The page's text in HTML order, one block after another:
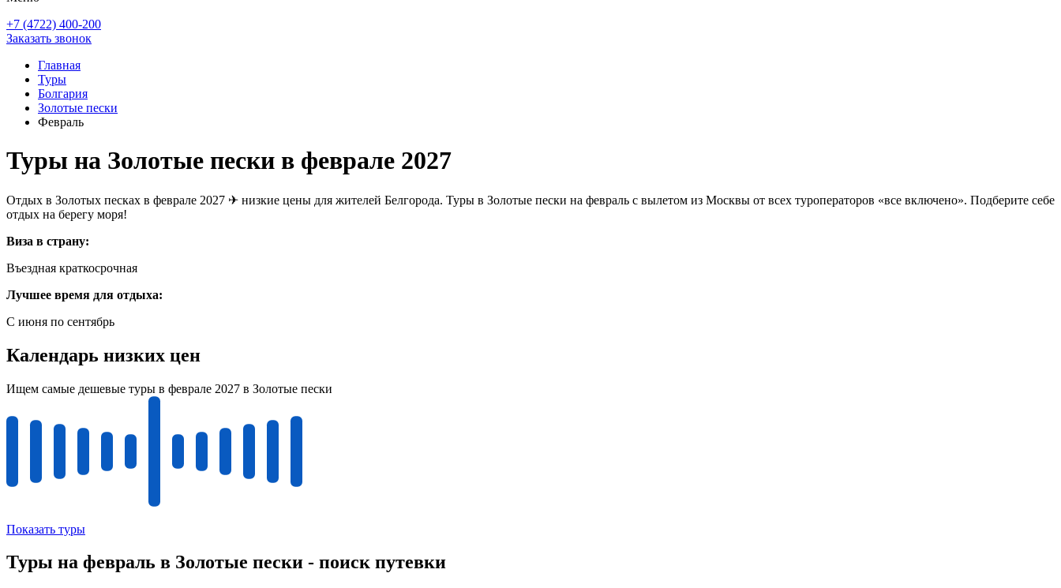
+7 (4722) 400-200
Заказать звонок
Главная
Туры
Болгария
Золотые пески
Февраль
Туры на Золотые пески в феврале 2027
Отдых в Золотых песках в феврале 2027 ✈ низкие цены для жителей Белгорода. Туры в Золотые пески на февраль с вылетом из Москвы от всех туроператоров «все включено». Подберите себе
отдых на берегу моря!
Виза в страну:
Въездная краткосрочная
Лучшее время для отдыха:
С июня по сентябрь
Календарь низких цен
Ищем самые дешевые туры в феврале 2027 в Золотые пески
Показать туры
Туры на февраль в Золотые пески - поиск путевки